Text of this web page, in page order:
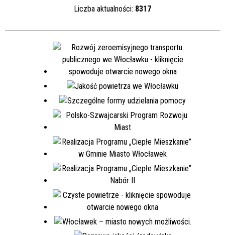
Liczba aktualności: 8317